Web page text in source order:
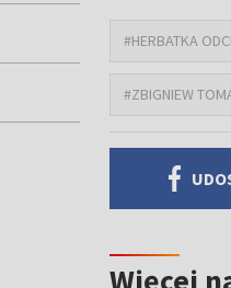
#HERBATKA
#ZBIGNIEW
Więcej